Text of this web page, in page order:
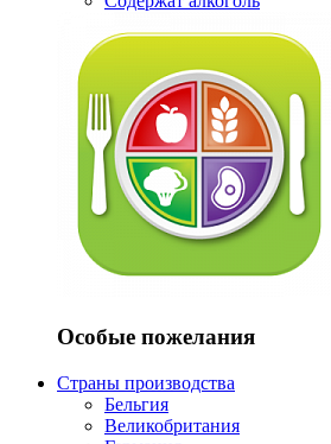
Особые пожелания
Страны производства
Бельгия
Великобритания